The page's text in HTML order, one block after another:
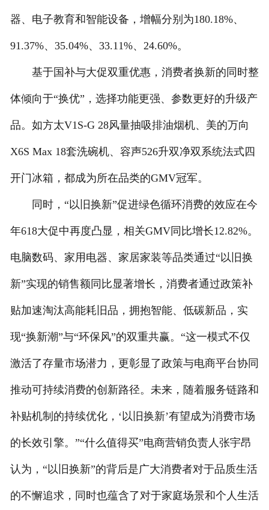
器、电子教育和智能设备，增幅分别为180.18%、
91.37%、35.04%、33.11%、24.60%。
基于国补与大促双重优惠，消费者换新的同时整
体倾向于“换优”，选择功能更强、参数更好的升级产
品。如方太V1S-G 28风量抽吸排油烟机、美的万向
X6S Max 18套洗碗机、容声526升双净双系统法式四
开门冰箱，都成为所在品类的GMV冠军。
同时，“以旧换新”促进绿色循环消费的效应在今
年618大促中再度凸显，相关GMV同比增长12.82%。
电脑数码、家用电器、家居家装等品类通过“以旧换
新”实现的销售额同比显著增长，消费者通过政策补
贴加速淘汰高能耗旧品，拥抱智能、低碳新品，实
现“换新潮”与“环保风”的双重共赢。“这一模式不仅
激活了存量市场潜力，更彰显了政策与电商平台协同
推动可持续消费的创新路径。未来，随着服务链路和
补贴机制的持续优化，‘以旧换新’有望成为消费市场
的长效引擎。”“什么值得买”电商营销负责人张宇昂
认为，“以旧换新”的背后是广大消费者对于品质生活
的不懈追求，同时也蕴含了对于家庭场景和个人生活